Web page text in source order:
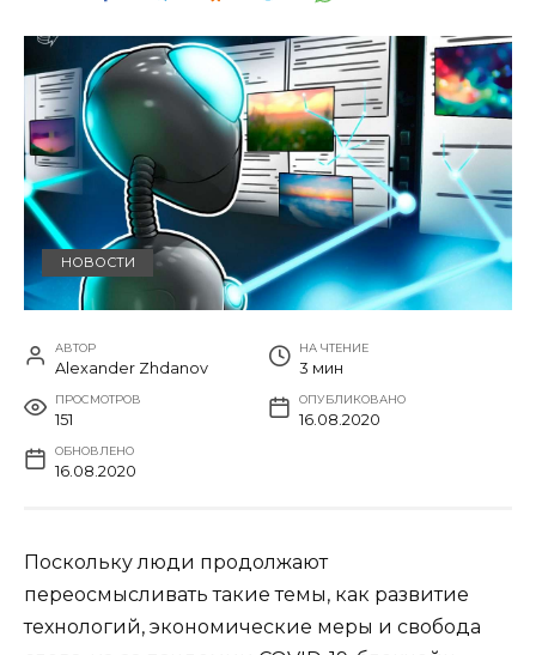
НОВОСТИ
АВТОР
Alexander Zhdanov
НА ЧТЕНИЕ
3 мин
ПРОСМОТРОВ
151
ОПУБЛИКОВАНО
16.08.2020
ОБНОВЛЕНО
16.08.2020
Поскольку люди продолжают
переосмысливать такие темы, как развитие
технологий, экономические меры и свобода